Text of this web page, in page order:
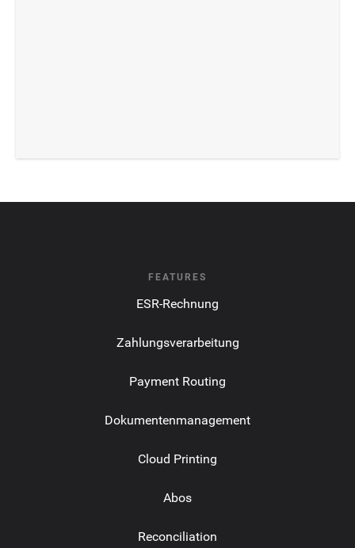
FEATURES
ESR-Rechnung
Zahlungsverarbeitung
Payment Routing
Dokumentenmanagement
Cloud Printing
Abos
Reconciliation